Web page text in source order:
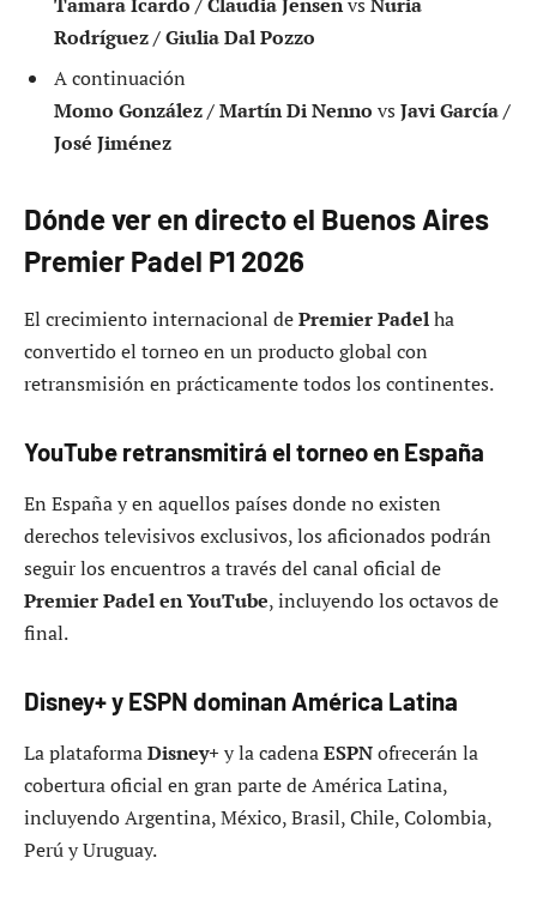
Rodríguez / Giulia Dal Pozzo
A continuación
Momo González / Martín Di Nenno vs Javi García /
José Jiménez
Dónde ver en directo el Buenos Aires
Premier Padel P1 2026
El crecimiento internacional dePremier Padelha
convertido el torneo en un producto global con
retransmisión en prácticamente todos los continentes.
YouTube retransmitirá el torneo en España
En España y en aquellos países donde no existen
derechos televisivos exclusivos, los aficionados podrán
seguir los encuentros a través del canal oficial de
Premier Padel en YouTube, incluyendo los octavos de
final.
Disney+ y ESPN dominan América Latina
La plataformaDisney+y la cadenaESPNofrecerán la
cobertura oficial en gran parte de América Latina,
incluyendo Argentina, México, Brasil, Chile, Colombia,
Perú y Uruguay.